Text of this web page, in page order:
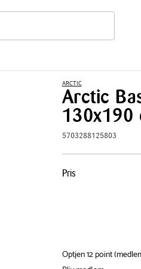
ARCTIC
Arctic
130x190
5703288125803
Pris
Pris
Optjen 12 point